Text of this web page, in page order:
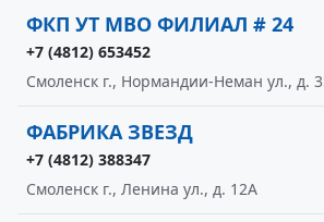
ФКП УТ МВО ФИЛИАЛ # 24
+7 (4812) 653452
Смоленск г., Нормандии-Неман ул., д.
ФАБРИКА ЗВЕЗД
+7 (4812) 388347
Смоленск г., Ленина ул., д. 12А